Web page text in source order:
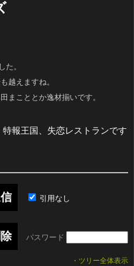
た。
越えますね。
まこととか逸材揃いです。
報王国、失恋レストランです
引用なし
パスワード
・ツリー全体表示